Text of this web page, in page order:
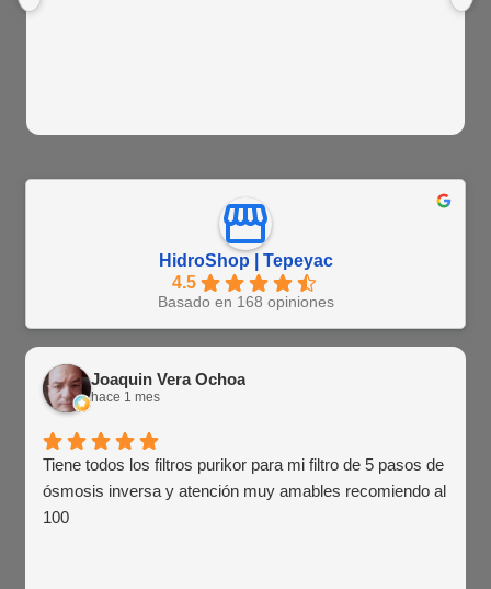
HidroShop | Tepeyac
4.5
Basado en 168 opiniones
Joaquin Vera Ochoa
hace 1 mes
Tiene todos los filtros purikor para mi filtro de 5 pasos de
ósmosis inversa y atención muy amables recomiendo al
100